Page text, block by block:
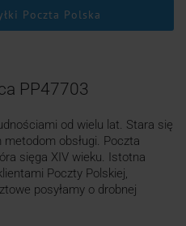
Poczta Polska
PP47703
od wielu lat. Stara się
obsługi. Poczta
sięga XIV wieku. Istotna
Poczty Polskiej,
posyłamy o drobnej